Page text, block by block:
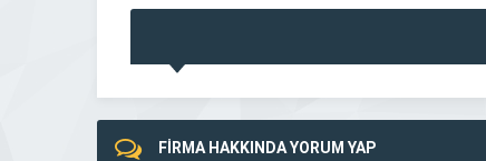
FİRMA HAKKINDA YORUM YAP